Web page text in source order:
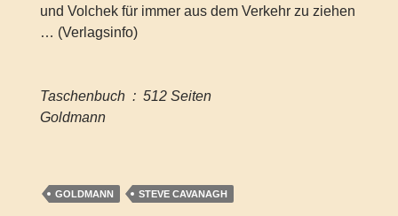
und Volchek für immer aus dem Verkehr zu ziehen
… (Verlagsinfo)
Taschenbuch ‏ : ‎ 512 Seiten
Goldmann
GOLDMANN STEVE CAVANAGH